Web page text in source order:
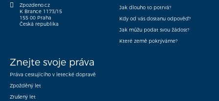
Zpozdeno.cz
K Brance 1173/15
155 00 Praha
Česká republika
Jak dlouho to potrvá?
Kdy od vás dostanu odpověď?
Jak můžu podat svou žádost?
Které země pokrýváme?
Znejte svoje práva
Práva cestujícího v letecké dopravě
Zpožděný let
Zrušený let